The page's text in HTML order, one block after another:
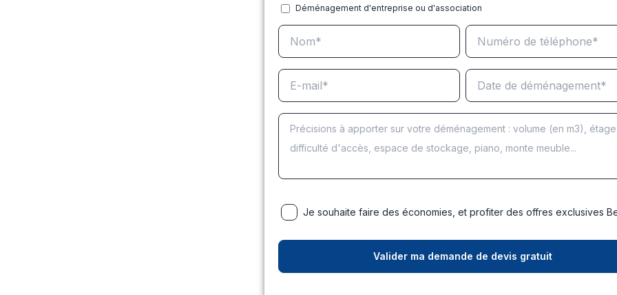
Déménagement d'entreprise ou d'association
Je souhaite faire des économies, et profiter des offres exclusives